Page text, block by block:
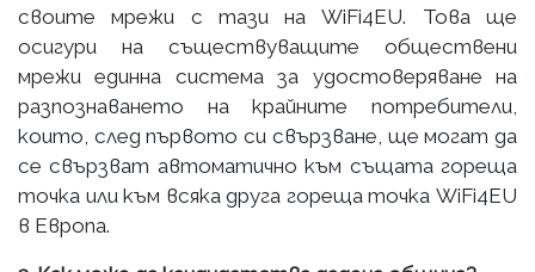
своите мрежи с тази на WiFi4EU. Това ще
осигури на съществуващите обществени
мрежи единна система за удостоверяване на
разпознаването на крайните потребители,
които, след първото си свързване, ще могат да
се свързват автоматично към същата гореща
точка или към всяка друга гореща точка WiFi4EU
в Европа.